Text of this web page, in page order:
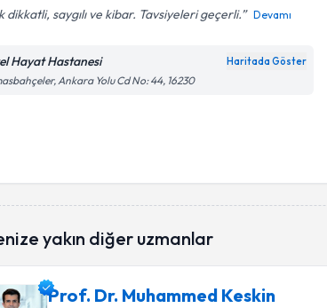
dikkatli, saygılı ve kibar. Tavsiyeleri geçerli. Devamı
Hayat Hastanesi Haritada Göster
Ankara Yolu Cd No: 44, 16230
yakın diğer uzmanlar
Prof. Dr. Muhammed Keskin